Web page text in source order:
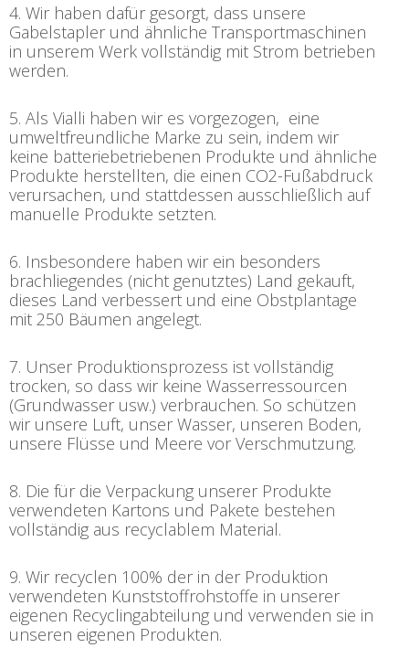
4. Wir haben dafür gesorgt, dass unsere
Gabelstapler und ähnliche Transportmaschinen
in unserem Werk vollständig mit Strom betrieben
werden.
5. Als Vialli haben wir es vorgezogen, eine
umweltfreundliche Marke zu sein, indem wir
keine batteriebetriebenen Produkte und ähnliche
Produkte herstellten, die einen CO2-Fußabdruck
verursachen, und stattdessen ausschließlich auf
manuelle Produkte setzten.
6. Insbesondere haben wir ein besonders
brachliegendes (nicht genutztes) Land gekauft,
dieses Land verbessert und eine Obstplantage
mit 250 Bäumen angelegt.
7. Unser Produktionsprozess ist vollständig
trocken, so dass wir keine Wasserressourcen
(Grundwasser usw.) verbrauchen. So schützen
wir unsere Luft, unser Wasser, unseren Boden,
unsere Flüsse und Meere vor Verschmutzung.
8. Die für die Verpackung unserer Produkte
verwendeten Kartons und Pakete bestehen
vollständig aus recyclablem Material.
9. Wir recyclen 100% der in der Produktion
verwendeten Kunststoffrohstoffe in unserer
eigenen Recyclingabteilung und verwenden sie in
unseren eigenen Produkten.